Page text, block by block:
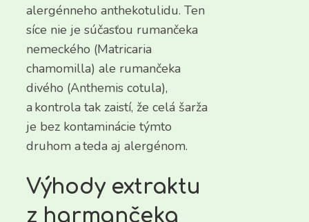
alergénneho anthekotulidu. Ten
síce nie je súčasťou rumančeka
nemeckého (Matricaria
chamomilla) ale rumančeka
divého (Anthemis cotula),
a kontrola tak zaistí, že celá šarža
je bez kontaminácie týmto
druhom a teda aj alergénom.
Výhody extraktu
z harmančeka